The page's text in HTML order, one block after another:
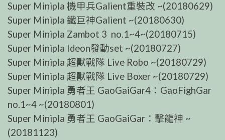
Super Minipla 機甲兵Galient重裝改 ~(20180629)
Super Minipla 鐵巨神Galient ~(20180630)
Super Minipla Zambot 3 no.1~4~(20180715)
Super Minipla Ideon發動set ~(20180727)
Super Minipla 超獸戰隊 Live Robo ~(20180729)
Super Minipla 超獸戰隊 Live Boxer ~(20180729)
Super Minipla 勇者王 GaoGaiGar4：GaoFighGar
no.1~4 ~(20180801)
Super Minipla 勇者王 GaoGaiGar：擊龍神 ~
(20181123)